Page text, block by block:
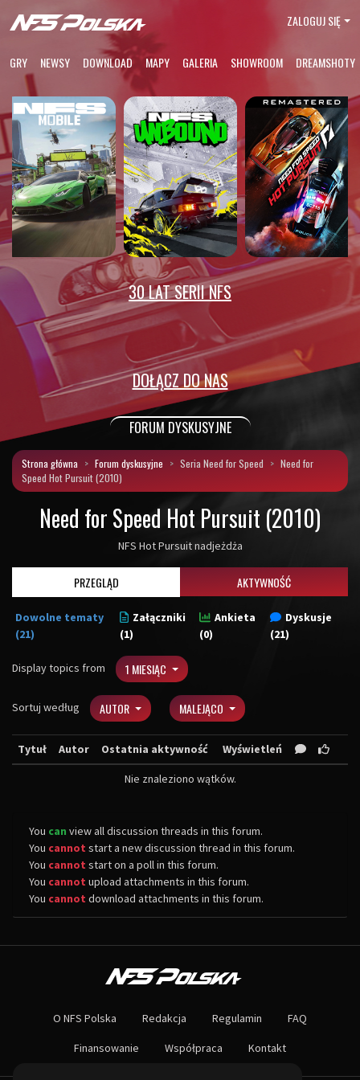
GRY NEWSY DOWNLOAD MAPY GALERIA SHOWROOM DREAMSHOTY
ZALOGUJ SIĘ
30 LAT SERII NFS
DOŁĄCZ DO NAS
FORUM DYSKUSYJNE
Strona główna Forum dyskusyjne Seria Need for Speed
Need for
Speed Hot Pursuit (2010)
Need for Speed Hot Pursuit (2010)
NFS Hot Pursuit nadjeżdża
PRZEGLĄD AKTYWNOŚĆ
Dowolne tematy
(21)
Załączniki
(1)
Ankieta
(0)
Dyskusje
(21)
Display topics from 1 MIESIĄC
Sortuj według AUTOR MALEJĄCO
Tytuł Autor Ostatnia aktywność Wyświetleń
Nie znaleziono wątków.
You can view all discussion threads in this forum.
You cannot start a new discussion thread in this forum.
You cannot start on a poll in this forum.
You cannot upload attachments in this forum.
You cannot download attachments in this forum.
Największa społeczność Need for Speed w Polsce! Znajdziesz u nas
Nie czekaj dłużej - wstąp do naszej społeczności! Czekamy na ciebie!
O NFS Polska Redakcja Regulamin FAQ
Finansowanie Współpraca Kontakt